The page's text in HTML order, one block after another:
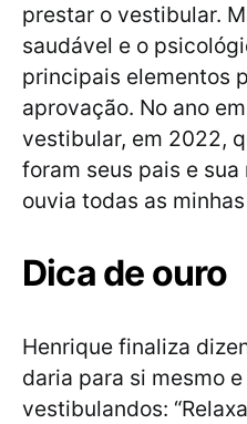
prestar o vestibular.
saudável e o
principais elementos
aprovação. No ano
vestibular, em 2022,
foram seus pais e sua
ouvia todas as
Dica de ouro
Henrique finaliza
daria para si mesmo
vestibulandos: